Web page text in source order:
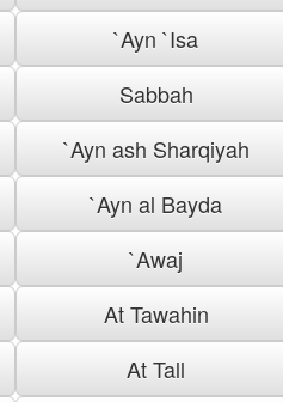
`Ayn `Isa
Sabbah
`Ayn ash Sharqiyah
`Ayn al Bayda
`Awaj
At Tawahin
At Tall